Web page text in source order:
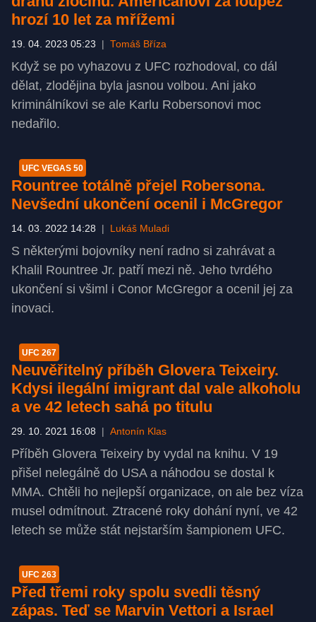
hrozí 10 let za mřížemi
19. 04. 2023 05:23 Tomáš Bříza
Když se po vyhazovu z UFC rozhodoval, co dál
dělat, zlodějina byla jasnou volbou. Ani jako
kriminálníkovi se ale Karlu Robersonovi moc
nedařilo.
UFC VEGAS 50
Rountree totálně přejel Robersona.
Nevšední ukončení ocenil i McGregor
14. 03. 2022 14:28 Lukáš Muladi
S některými bojovníky není radno si zahrávat a
Khalil Rountree Jr. patří mezi ně. Jeho tvrdého
ukončení si všiml i Conor McGregor a ocenil jej za
inovaci.
UFC 267
Neuvěřitelný příběh Glovera Teixeiry.
Kdysi ilegální imigrant dal vale alkoholu
a ve 42 letech sahá po titulu
29. 10. 2021 16:08 Antonín Klas
Příběh Glovera Teixeiry by vydal na knihu. V 19
přišel nelegálně do USA a náhodou se dostal k
MMA. Chtěli ho nejlepší organizace, on ale bez víza
musel odmítnout. Ztracené roky dohání nyní, ve 42
letech se může stát nejstarším šampionem UFC.
UFC 263
Před třemi roky spolu svedli těsný
zápas. Teď se Marvin Vettori a Israel